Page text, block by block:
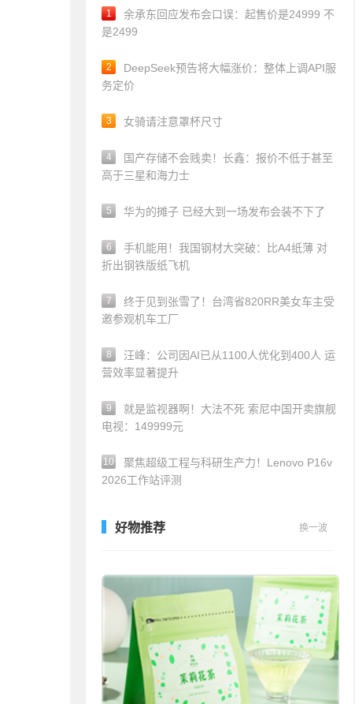
1
余承东回应发布会口误：起售价是24999 不
是2499
2
DeepSeek预告将大幅涨价：整体上调API服
务定价
3 女骑请注意罩杯尺寸
4
国产存储不会贱卖！长鑫：报价不低于甚至
高于三星和海力士
5 华为的摊子 已经大到一场发布会装不下了
6
手机能用！我国钢材大突破：比A4纸薄 对
折出钢铁版纸飞机
7
终于见到张雪了！台湾省820RR美女车主受
邀参观机车工厂
8
汪峰：公司因AI已从1100人优化到400人 运
营效率显著提升
9
就是监视器啊！大法不死 索尼中国开卖旗舰
电视：149999元
10
聚焦超级工程与科研生产力！Lenovo P16v
2026工作站评测
好物推荐 换一波